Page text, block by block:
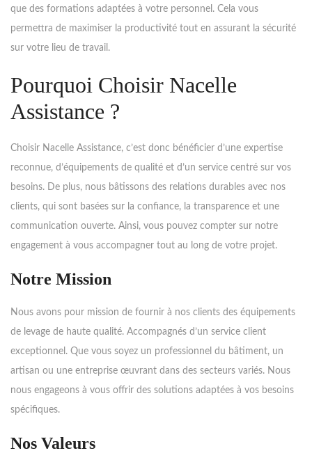
que des formations adaptées à votre personnel. Cela vous
permettra de maximiser la productivité tout en assurant la sécurité
sur votre lieu de travail.
Pourquoi Choisir Nacelle
Assistance ?
Choisir Nacelle Assistance, c’est donc bénéficier d’une expertise
reconnue, d’équipements de qualité et d’un service centré sur vos
besoins. De plus, nous bâtissons des relations durables avec nos
clients, qui sont basées sur la confiance, la transparence et une
communication ouverte. Ainsi, vous pouvez compter sur notre
engagement à vous accompagner tout au long de votre projet.
Notre Mission
Nous avons pour mission de fournir à nos clients des équipements
de levage de haute qualité. Accompagnés d’un service client
exceptionnel. Que vous soyez un professionnel du bâtiment, un
artisan ou une entreprise œuvrant dans des secteurs variés. Nous
nous engageons à vous offrir des solutions adaptées à vos besoins
spécifiques.
Nos Valeurs